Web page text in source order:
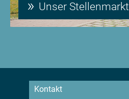
Unser Stellenmarkt
Kontakt